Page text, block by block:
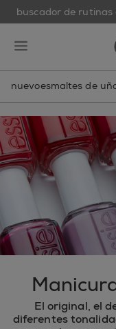
buscador de rutinas
nuevoesmaltes de
El original, el
diferentes